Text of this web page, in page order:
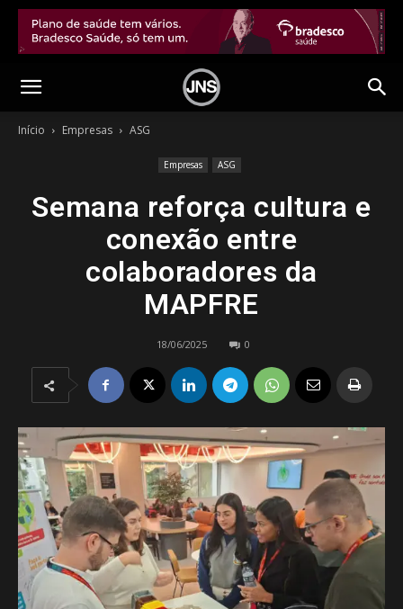
Início Empresas ASG
Empresas ASG
Semana reforça cultura e
conexão entre
colaboradores da
MAPFRE
18/06/2025 0